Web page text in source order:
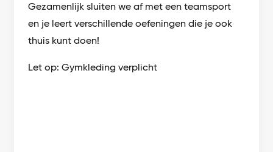
Gezamenlijk sluiten we af met een teamsport
en je leert verschillende oefeningen die je ook
thuis kunt doen!
Let op: Gymkleding verplicht